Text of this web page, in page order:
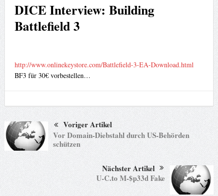
DICE Interview: Building
Battlefield 3
http://www.onlinekeystore.com/Battlefield-3-EA-Download.html
BF3 für 30€ vorbestellen…
Voriger Artikel
Vor Domain-Diebstahl durch US-Behörden
schützen
Nächster Artikel
U-C.to M-$p33d Fake